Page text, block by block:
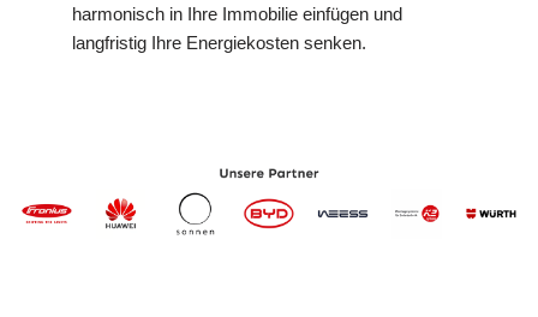
harmonisch in Ihre Immobilie einfügen und
langfristig Ihre Energiekosten senken.